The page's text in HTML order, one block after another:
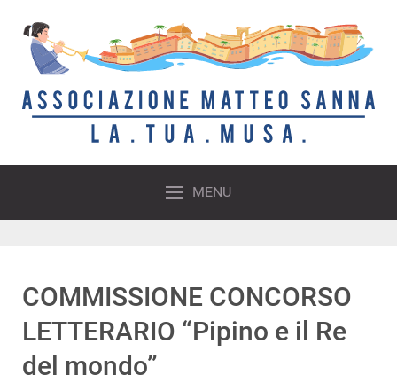
MENU
COMMISSIONE CONCORSO
LETTERARIO “Pipino e il Re
del mondo”